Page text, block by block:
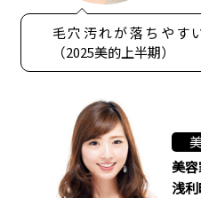
毛穴汚れが落ちやす
（2025美的上半期）
美
浅